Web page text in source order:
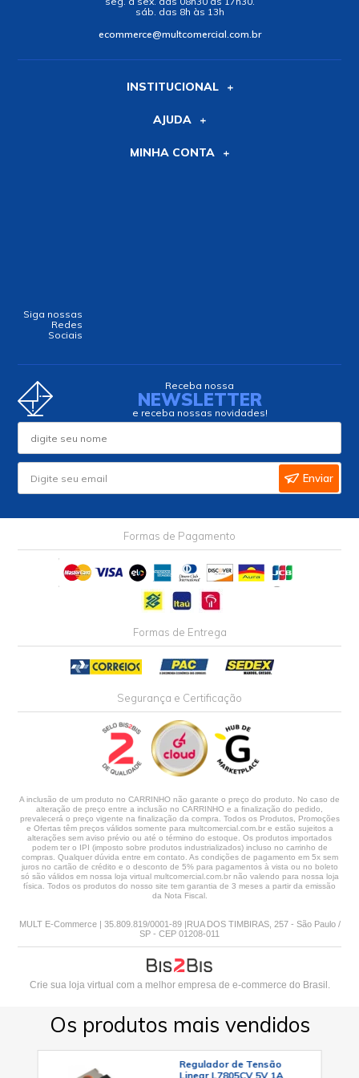
sáb. das 8h às 13h
ecommerce@multcomercial.com.br
INSTITUCIONAL
AJUDA
MINHA CONTA
Siga nossas
Redes
Sociais
Receba nossa
NEWSLETTER
e receba nossas novidades!
Enviar
Formas de Pagamento
Formas de Entrega
Segurança e Certificação
A inclusão de um produto no CARRINHO não garante o preço do produto. No caso de
alteração de preço entre a inclusão no CARRINHO e a finalização do pedido,
prevalecerá o preço vigente na finalização da compra. Todos os Produtos, Promoções
e Ofertas têm preços válidos somente para multcomercial.com.br e estão sujeitos a
alterações sem aviso prévio ou até o término do estoque. Os produtos importados
podem ter o IPI (imposto sobre produtos industrializados) incluso no carrinho de
compras. Qualquer dúvida entre em contato. As condições de pagamento em 5x sem
juros no cartão de crédito e o desconto de 5% para pagamentos à vista ou no boleto
só são válidos em nossa loja virtual multcomercial.com.br não valendo para nossa loja
física. Todos os produtos do nosso site tem garantia de 3 meses a partir da emissão
da Nota Fiscal.
MULT E-Commerce | 35.809.819/0001-89 |RUA DOS TIMBIRAS, 257 - São Paulo /
SP - CEP 01208-011
Crie sua loja virtual com a melhor empresa de e-commerce do Brasil.
Os produtos mais vendidos
Regulador de Tensão
Linear L7805CV 5V 1A